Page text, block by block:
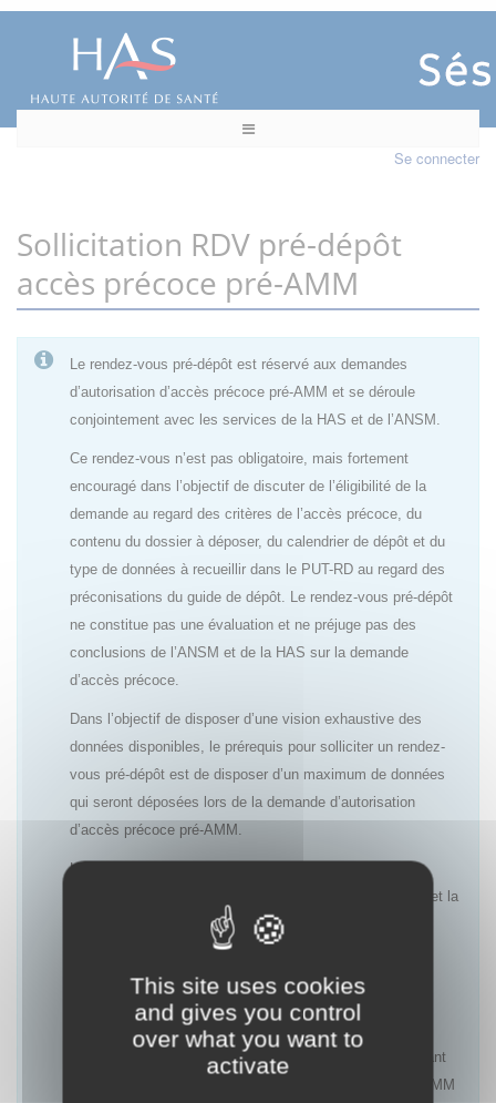
This site uses cookies
and gives you control
over what you want to
activate
Se connecter
Sollicitation RDV pré-dépôt
accès précoce pré-AMM
Le rendez-vous pré-dépôt est réservé aux demandes
d’autorisation d’accès précoce pré-AMM et se déroule
conjointement avec les services de la HAS et de l’ANSM.
Ce rendez-vous n’est pas obligatoire, mais fortement
encouragé dans l’objectif de discuter de l’éligibilité de la
demande au regard des critères de l’accès précoce, du
contenu du dossier à déposer, du calendrier de dépôt et du
type de données à recueillir dans le PUT-RD au regard des
préconisations du guide de dépôt. Le rendez-vous pré-dépôt
ne constitue pas une évaluation et ne préjuge pas des
conclusions de l’ANSM et de la HAS sur la demande
d’accès précoce.
Dans l’objectif de disposer d’une vision exhaustive des
données disponibles, le prérequis pour solliciter un rendez-
vous pré-dépôt est de disposer d’un maximum de données
qui seront déposées lors de la demande d’autorisation
d’accès précoce pré-AMM.
L’objectif de ces rendez-vous est de permettre aux
laboratoires d’anticiper au mieux l’évaluation de l’ANSM et la
décision de la HAS ainsi que le choix des données à
recueillir dans le cadre du PUT-RD afin de répondre aux
attentes des deux agences.
Les rendez-vous pourront être refusés notamment :
- pour une première demande d’accès précoce concernant
une indication ayant une AMM ou un avis favorable à l’AMM